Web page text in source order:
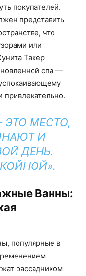
покупателей.
представить
что
или
Такер
спа —
привлекательно.
ЭТО МЕСТО,
И
ДЕНЬ.
Ванны:
популярные в
рассадником